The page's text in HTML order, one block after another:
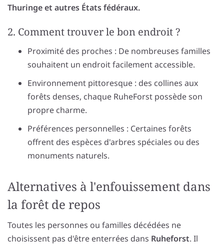
Thuringe et autres États fédéraux.
2. Comment trouver le bon endroit ?
Proximité des proches : De nombreuses familles
souhaitent un endroit facilement accessible.
Environnement pittoresque : des collines aux
forêts denses, chaque RuheForst possède son
propre charme.
Préférences personnelles : Certaines forêts
offrent des espèces d'arbres spéciales ou des
monuments naturels.
Alternatives à l'enfouissement dans
la forêt de repos
Toutes les personnes ou familles décédées ne
choisissent pas d'être enterrées dans Ruheforst. Il